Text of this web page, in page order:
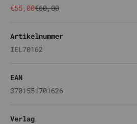
Angebot
€55,00Regulärer Preis
€60,00
Artikelnummer
IEL70162
EAN
3701551701626
Verlag